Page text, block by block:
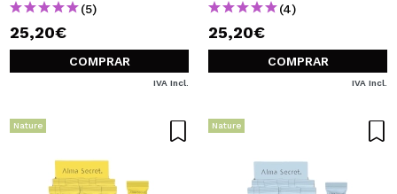
(5)
25,20€
COMPRAR
IVA Incl.
(4)
25,20€
COMPRAR
IVA Incl.
Nature Nature